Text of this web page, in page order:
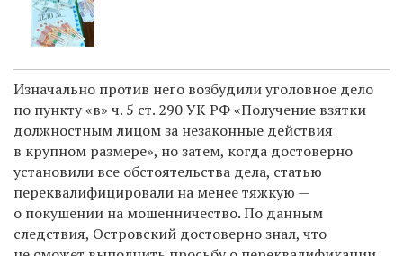
Изначально против него возбудили уголовное дело
по пункту «в» ч. 5 ст. 290 УК РФ «Получение взятки
должностным лицом за незаконные действия
в крупном размере», но затем, когда достоверно
установили все обстоятельства дела, статью
переквалифицировали на менее тяжкую —
о покушении на мошенничество. По данным
следствия, Островский достоверно знал, что